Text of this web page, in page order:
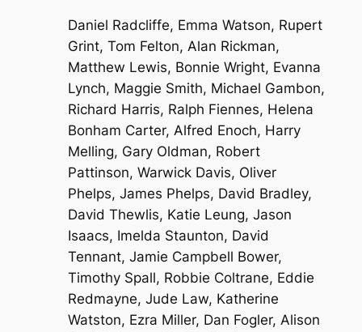
Daniel Radcliffe, Emma Watson, Rupert
Grint, Tom Felton, Alan Rickman,
Matthew Lewis, Bonnie Wright, Evanna
Lynch, Maggie Smith, Michael Gambon,
Richard Harris, Ralph Fiennes, Helena
Bonham Carter, Alfred Enoch, Harry
Melling, Gary Oldman, Robert
Pattinson, Warwick Davis, Oliver
Phelps, James Phelps, David Bradley,
David Thewlis, Katie Leung, Jason
Isaacs, Imelda Staunton, David
Tennant, Jamie Campbell Bower,
Timothy Spall, Robbie Coltrane, Eddie
Redmayne, Jude Law, Katherine
Watston, Ezra Miller, Dan Fogler, Alison